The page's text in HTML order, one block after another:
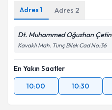
Adres 1 Adres 2
Dt. Muhammed Oğuzhan Çetin
Kavaklı Mah. Tunç Bilek Cad No:36
En Yakın Saatler
10:00
10:30